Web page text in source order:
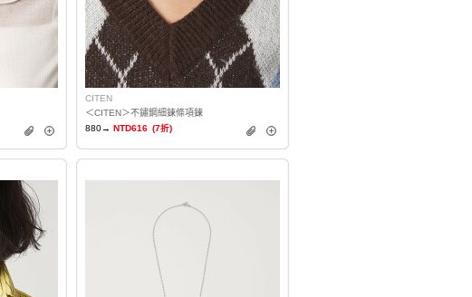
CITEN
＜CITEN＞不鏽鋼細鍊條項鍊
880→ NTD616 (7折)